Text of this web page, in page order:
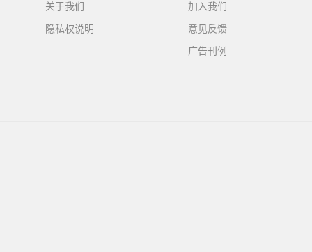
关于我们
隐私权说明
加入我们
意见反馈
广告刊例